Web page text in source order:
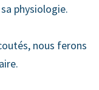
physiologie.
nous ferons